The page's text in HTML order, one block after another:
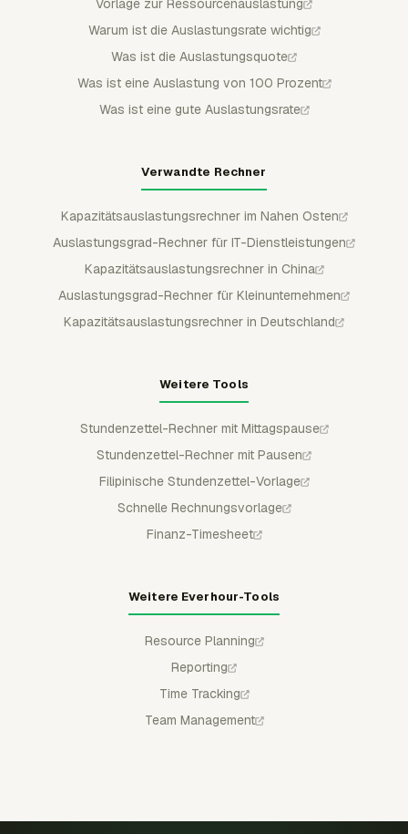
Vorlage zur Ressourcenauslastung
Warum ist die Auslastungsrate wichtig
Was ist die Auslastungsquote
Was ist eine Auslastung von 100 Prozent
Was ist eine gute Auslastungsrate
Verwandte Rechner
Kapazitätsauslastungsrechner im Nahen Osten
Auslastungsgrad-Rechner für IT-Dienstleistungen
Kapazitätsauslastungsrechner in China
Auslastungsgrad-Rechner für Kleinunternehmen
Kapazitätsauslastungsrechner in Deutschland
Weitere Tools
Stundenzettel-Rechner mit Mittagspause
Stundenzettel-Rechner mit Pausen
Filipinische Stundenzettel-Vorlage
Schnelle Rechnungsvorlage
Finanz-Timesheet
Weitere Everhour-Tools
Resource Planning
Reporting
Time Tracking
Team Management